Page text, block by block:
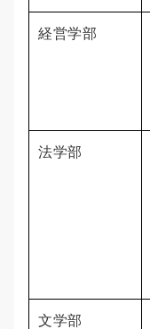
経営学部
法学部
文学部